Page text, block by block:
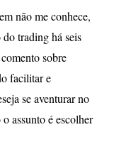
não me conhece,
trading há seis
sobre
facilitar e
se aventurar no
assunto é escolher